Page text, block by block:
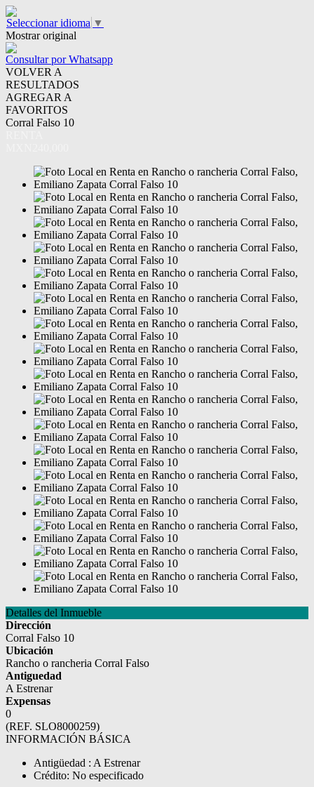
Seleccionar idioma ▼
Mostrar original
Consultar por Whatsapp
VOLVER A
RESULTADOS
AGREGAR A
FAVORITOS
Corral Falso 10
Detalles del Inmueble
Dirección
Corral Falso 10
Ubicación
Rancho o rancheria Corral Falso
Antiguedad
A Estrenar
Expensas
0
(REF. SLO8000259)
INFORMACIÓN BÁSICA
Antigüedad : A Estrenar
Crédito: No especificado